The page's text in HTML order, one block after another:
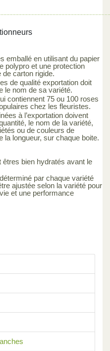
emballé en utilisant du papier
polypro et une protection
de carton rigide.
de qualité exportation doit
le nom de sa variété.
contiennent 75 ou 100 roses
chez les fleuristes.
à l’exportation doivent
le nom de la variété,
ou de couleurs de
la longueur, sur chaque boite.
êtres bien hydratés avant le
par chaque variété
ajustée selon la variété pour
et une performance